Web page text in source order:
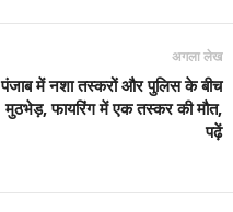
अगला लेख
पंजाब में नशा तस्करों और पुलिस के बीच
मुठभेड़, फायरिंग में एक तस्कर की मौत,
पढ़ें